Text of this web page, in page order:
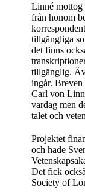
Linné mottog
från honom
tillgängliga
det finns
tillgänglig.
ingår.
Carl von
vardag men
talet och
Projektet
och hade
Det fick
Society of